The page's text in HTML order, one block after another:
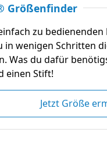
Größenfinder
zu
in wenigen Schritten
Was du dafür
einen Stift!
Jetzt Größe